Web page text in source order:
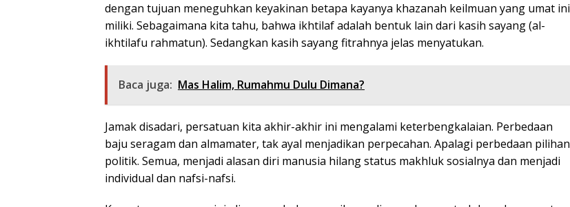
dengan tujuan meneguhkan keyakinan betapa kayanya khazanah keilmuan yang umat ini
miliki. Sebagaimana kita tahu, bahwa ikhtilaf adalah bentuk lain dari kasih sayang (al-
ikhtilafu rahmatun). Sedangkan kasih sayang fitrahnya jelas menyatukan.
Baca juga: Mas Halim, Rumahmu Dulu Dimana?
Jamak disadari, persatuan kita akhir-akhir ini mengalami keterbengkalaian. Perbedaan
baju seragam dan almamater, tak ayal menjadikan perpecahan. Apalagi perbedaan pilihan
politik. Semua, menjadi alasan diri manusia hilang status makhluk sosialnya dan menjadi
individual dan nafsi-nafsi.